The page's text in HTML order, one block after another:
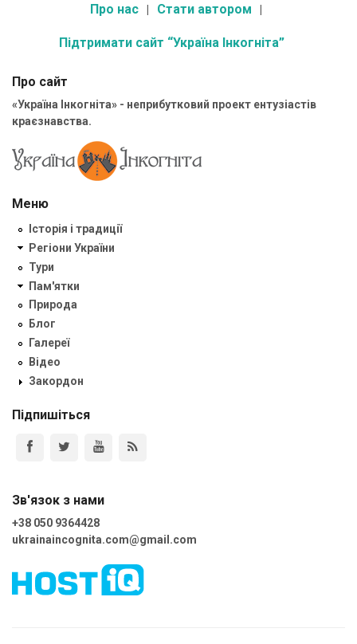
Про нас Стати автором
Підтримати сайт “Україна Інкогніта”
Про сайт
«Україна Інкогніта» - неприбутковий проект ентузіастів
краєзнавства.
Меню
Історія і традиції
Регіони України
Тури
Пам'ятки
Природа
Блог
Галереї
Відео
Закордон
Підпишіться
Зв'язок з нами
+38 050 9364428
ukrainaincognita.com@gmail.com